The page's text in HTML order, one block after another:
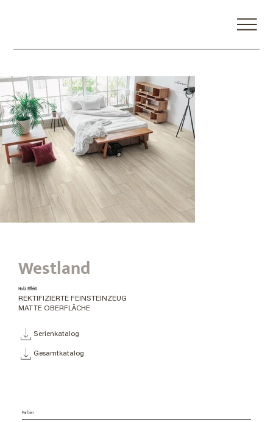
Westland
Holz Effekt
REKTIFIZIERTE FEINSTEINZEUG
MATTE OBERFLÄCHE
Serienkatalog
Gesamtkatalog
Farben